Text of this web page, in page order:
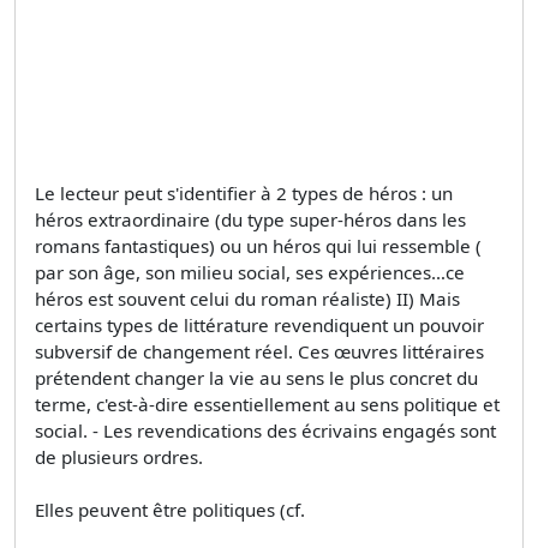
Le lecteur peut s'identifier à 2 types de héros : un
héros extraordinaire (du type super-héros dans les
romans fantastiques) ou un héros qui lui ressemble (
par son âge, son milieu social, ses expériences…ce
héros est souvent celui du roman réaliste) II) Mais
certains types de littérature revendiquent un pouvoir
subversif de changement réel. Ces œuvres littéraires
prétendent changer la vie au sens le plus concret du
terme, c'est-à-dire essentiellement au sens politique et
social. - Les revendications des écrivains engagés sont
de plusieurs ordres.
Elles peuvent être politiques (cf.